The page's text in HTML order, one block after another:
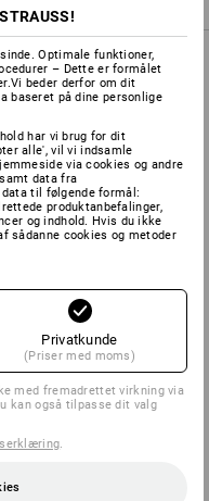
®-hjelme:
ogDIN EN 12492:2012
4-punkts-hagerem
låsesystem
GmbH | Herrschaftswiesen
Optimale funktioner,
– Dette er formålet
beder derfor om dit
baseret på dine personlige
har vi brug for dit
alle', vil vi indsamle
via cookies og andre
data fra
til følgende formål:
produktanbefalinger,
og indhold. Hvis du ikke
sådanne cookies og metoder
Privatkunde
(Priser med moms)
med fremadrettet virkning via
kan også tilpasse dit valg